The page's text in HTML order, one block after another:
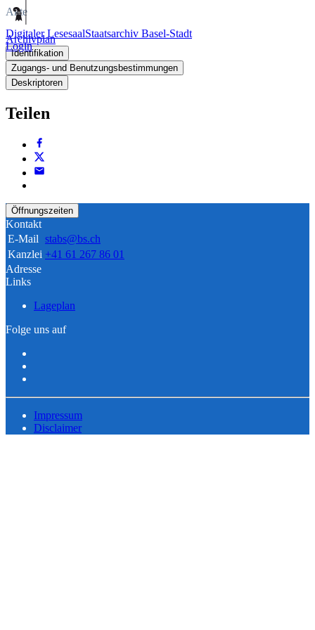
Digitaler LesesaalStaatsarchiv Basel-Stadt
Login
Akte
Archivplan
Identifikation
Zugangs- und Benutzungsbestimmungen
Deskriptoren
Teilen
Öffnungszeiten
Kontakt
E-Mail stabs@bs.ch
Kanzlei +41 61 267 86 01
Adresse
Links
Lageplan
Folge uns auf
Impressum
Disclaimer